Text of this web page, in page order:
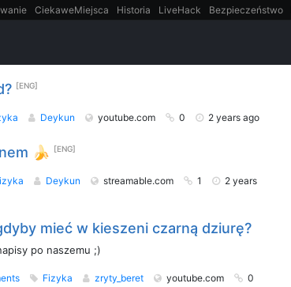
CiekaweMiejsca Historia LiveHack Bezpieczeństwo
[ENG]
Deykun youtube.com 0 2 years ago
🍌 [ENG]
Deykun streamable.com 1
2 years
mieć w kieszeni czarną dziurę?
po naszemu ;)
Fizyka zryty_beret youtube.com
0